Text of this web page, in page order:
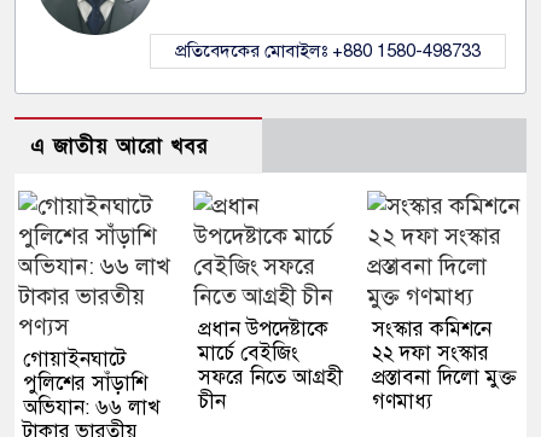
প্রতিবেদকের মোবাইলঃ +880 1580-498733
এ জাতীয় আরো খবর
গোয়াইনঘাটে
পুলিশের সাঁড়াশি
অভিযান: ৬৬ লাখ
টাকার ভারতীয়
প্রধান উপদেষ্টাকে
মার্চে বেইজিং
সফরে নিতে আগ্রহী
চীন
সংস্কার কমিশনে
২২ দফা সংস্কার
প্রস্তাবনা দিলো মুক্ত
গণমাধ্য